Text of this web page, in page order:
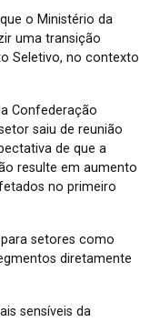
o Ministério da
uma transição
Seletivo, no contexto
Confederação
saiu de reunião
de que a
resulte em aumento
no primeiro
setores como
diretamente
sensíveis da